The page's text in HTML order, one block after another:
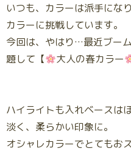
いつも、カラーは派手にな
カラーに挑戦しています。
今回は、やはり…最近ブー
題して【
大人の春カラー
ハイライトも入れベースは
淡く、柔らかい印象に。
オシャレカラーでとてもお